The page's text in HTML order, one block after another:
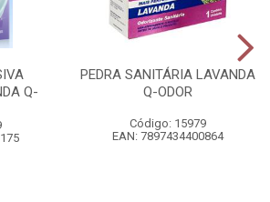
Q-
PEDRA SANITÁRIA LAVANDA
Q-ODOR
Código: 15979
EAN: 7897434400864